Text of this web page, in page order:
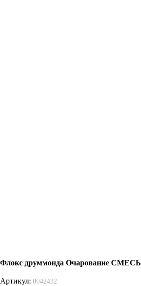
Флокс друммонда Очарование СМЕСЬ
Артикул: 0042432